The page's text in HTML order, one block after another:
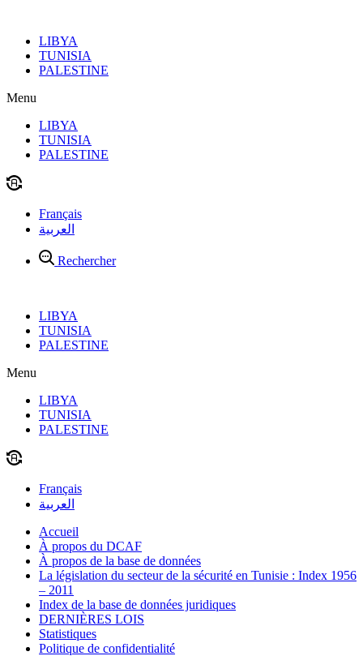
contenuLIBYA
TUNISIA
PALESTINE
Menu
LIBYA
TUNISIA
PALESTINE
Français
العربية
Rechercher
LIBYA
TUNISIA
PALESTINE
Menu
LIBYA
TUNISIA
PALESTINE
Français
العربية
Accueil
À propos du DCAF
À propos de la base de données
La législation du secteur de la sécurité en Tunisie : Index 1956
– 2011
Index de la base de données juridiques
DERNIÈRES LOIS
Statistiques
Politique de confidentialité